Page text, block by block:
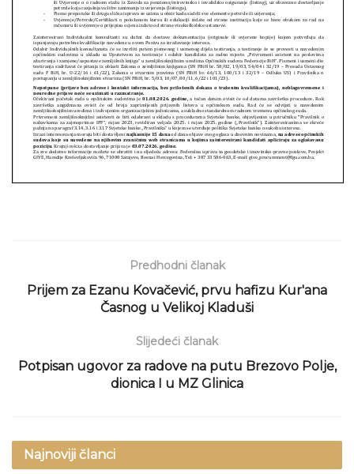
Predhodni članak
Prijem za Ezanu Kovačević, prvu hafizu Kur'ana
Časnog u Velikoj Kladuši
Slijedeći članak
Potpisan ugovor za radove na putu Brezovo Polje,
dionica I u MZ Glinica
Najnoviji članci